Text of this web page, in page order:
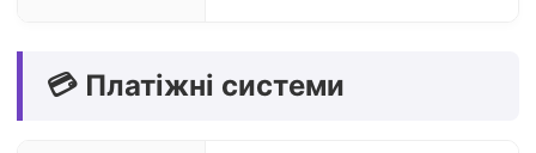
💳 Платіжні системи